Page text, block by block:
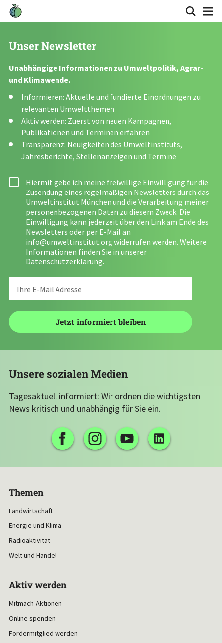
Unser Newsletter
Unabhängige Informationen zu Umweltpolitik, Agrar-
und Klimawende.
Informieren: Aktuelle und fundierte Einordnungen zu
relevanten Umweltthemen
Aktiv werden: Zuerst von neuen Kampagnen,
Publikationen und Terminen erfahren
Transparenz: Neuigkeiten des Umweltinstituts,
Jahresberichte, Stellenanzeigen und Termine
Hiermit gebe ich meine freiwillige Einwilligung für die
Zusendung eines regelmäßigen Newsletters durch das
Umweltinstitut München und die Verarbeitung meiner
personenbezogenen Daten zu diesem Zweck. Die
Einwilligung kann jederzeit über den Link am Ende des
Newsletters oder per E-Mail an
info@umweltinstitut.org widerrufen werden. Weitere
Informationen finden Sie in unserer
Datenschutzerklärung.
Unsere sozialen Medien
Tagesaktuell informiert: Wir ordnen die wichtigsten
News kritisch und unabhängig für Sie ein.
Themen
Landwirtschaft
Energie und Klima
Radioaktivität
Welt und Handel
Aktiv werden
Mitmach-Aktionen
Online spenden
Fördermitglied werden